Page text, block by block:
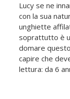
Lucy se ne
con la sua
unghiette
soprattutto è
domare
capire che
lettura: da 6